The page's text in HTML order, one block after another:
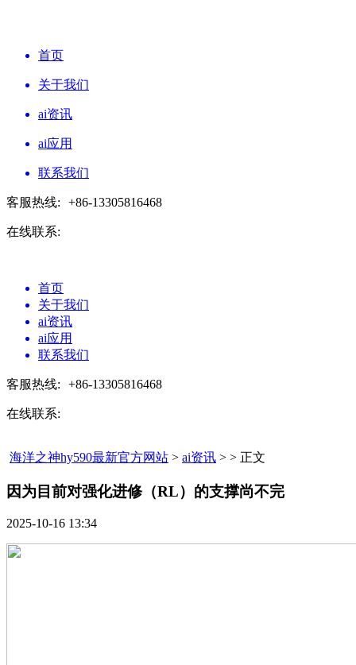
首页
关于我们
ai资讯
ai应用
联系我们
客服热线: +86-13305816468
在线联系:
首页
关于我们
ai资讯
ai应用
联系我们
客服热线: +86-13305816468
在线联系:
海洋之神hy590最新官方网站 > ai资讯 > > 正文
因为目前对强化进修（RL）的支撑尚不完​
2025-10-16 13:34